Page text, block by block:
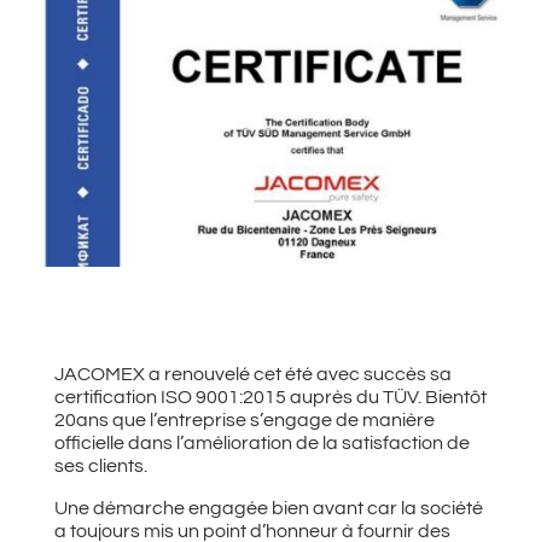
JACOMEX a renouvelé cet été avec succès sa
certification ISO 9001:2015 auprès du TÜV. Bientôt
20ans que l’entreprise s’engage de manière
officielle dans l’amélioration de la satisfaction de
ses clients.
Une démarche engagée bien avant car la société
a toujours mis un point d’honneur à fournir des